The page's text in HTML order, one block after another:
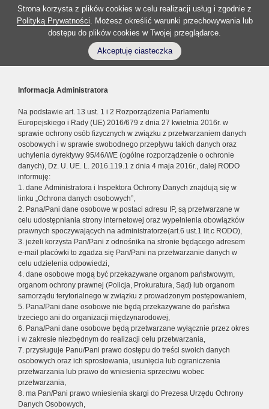
Strona korzysta z plików cookies w celu realizacji usług i zgodnie z
Polityką Prywatności. Możesz określić warunki przechowywania lub
dostępu do plików cookies w Twojej przeglądarce.
Akceptuję ciasteczka
Informacja Administratora
Na podstawie art. 13 ust. 1 i 2 Rozporządzenia Parlamentu
Europejskiego i Rady (UE) 2016/679 z dnia 27 kwietnia 2016r. w
sprawie ochrony osób fizycznych w związku z przetwarzaniem danych
osobowych i w sprawie swobodnego przepływu takich danych oraz
uchylenia dyrektywy 95/46/WE (ogólne rozporządzenie o ochronie
danych), Dz. U. UE. L. 2016.119.1 z dnia 4 maja 2016r., dalej RODO
informuję:
1. dane Administratora i Inspektora Ochrony Danych znajdują się w
linku „Ochrona danych osobowych”,
2. Pana/Pani dane osobowe w postaci adresu IP, są przetwarzane w
celu udostępniania strony internetowej oraz wypełnienia obowiązków
prawnych spoczywających na administratorze(art.6 ust.1 lit.c RODO),
3. jeżeli korzysta Pan/Pani z odnośnika na stronie będącego adresem
e-mail placówki to zgadza się Pan/Pani na przetwarzanie danych w
celu udzielenia odpowiedzi,
4. dane osobowe mogą być przekazywane organom państwowym,
organom ochrony prawnej (Policja, Prokuratura, Sąd) lub organom
samorządu terytorialnego w związku z prowadzonym postępowaniem,
5. Pana/Pani dane osobowe nie będą przekazywane do państwa
trzeciego ani do organizacji międzynarodowej,
6. Pana/Pani dane osobowe będą przetwarzane wyłącznie przez okres
i w zakresie niezbędnym do realizacji celu przetwarzania,
7. przysługuje Panu/Pani prawo dostępu do treści swoich danych
osobowych oraz ich sprostowania, usunięcia lub ograniczenia
przetwarzania lub prawo do wniesienia sprzeciwu wobec
przetwarzania,
8. ma Pan/Pani prawo wniesienia skargi do Prezesa Urzędu Ochrony
Danych Osobowych,